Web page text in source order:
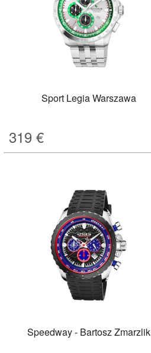
Sport Legia Warszawa
319 €
Speedway - Bartosz Zmarzlik